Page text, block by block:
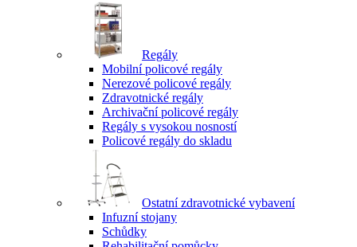
Regály
Mobilní policové regály
Nerezové policové regály
Zdravotnické regály
Archivační policové regály
Regály s vysokou nosností
Policové regály do skladu
Ostatní zdravotnické vybavení
Infuzní stojany
Schůdky